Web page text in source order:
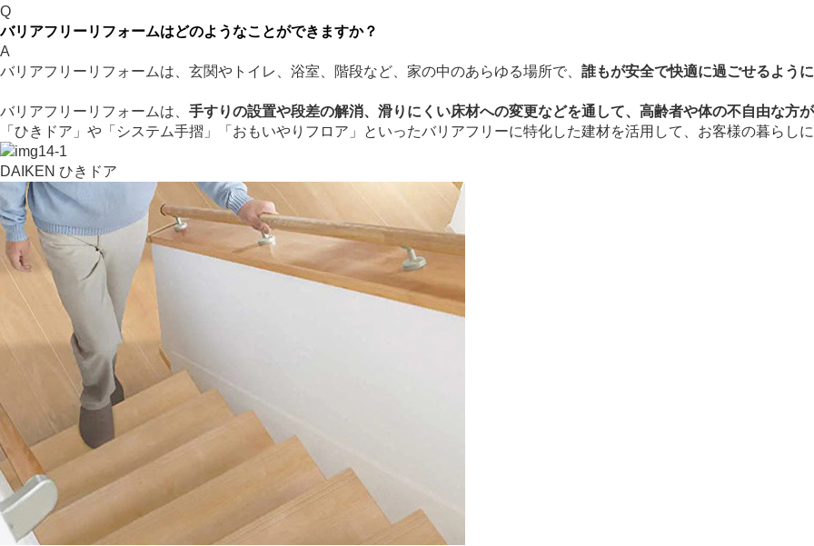
Q
バリアフリーリフォームはどのようなことができますか？
A
バリアフリーリフォームは、玄関やトイレ、浴室、階段など、家の中のあらゆる場所で、 誰もが安全で快適に過ごせるよう
バリアフリーリフォームは、 手すりの設置や段差の解消、滑りにくい床材への変更などを通して、高齢者や体の不自由な方
「ひきドア」や「システム手摺」「おもいやりフロア」といったバリアフリーに特化した建材を活用して、お客様の暮らし
DAIKEN ひきドア